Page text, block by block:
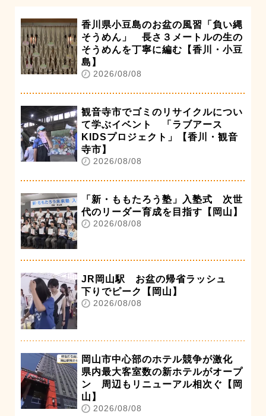
香川県小豆島のお盆の風習「負い縄
そうめん」 長さ３メートルの生の
そうめんを丁寧に編む【香川・小豆
島】
2026/08/08
観音寺市でゴミのリサイクルについ
て学ぶイベント 「ラブアース
KIDSプロジェクト」【香川・観音
寺市】
2026/08/08
「新・ももたろう塾」入塾式 次世
代のリーダー育成を目指す【岡山】
2026/08/08
JR岡山駅 お盆の帰省ラッシュ
下りでピーク【岡山】
2026/08/08
岡山市中心部のホテル競争が激化
県内最大客室数の新ホテルがオープ
ン 周辺もリニューアル相次ぐ【岡
山】
2026/08/08